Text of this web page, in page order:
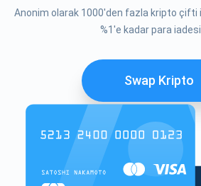
Anonim olarak 1000'den fazla kripto çifti
%1'e kadar para iadesi
Swap Kripto